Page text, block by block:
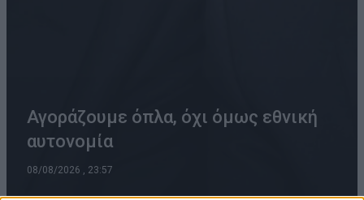
Αγοράζουμε όπλα, όχι όμως εθνική
αυτονομία
08/08/2026 , 23:57